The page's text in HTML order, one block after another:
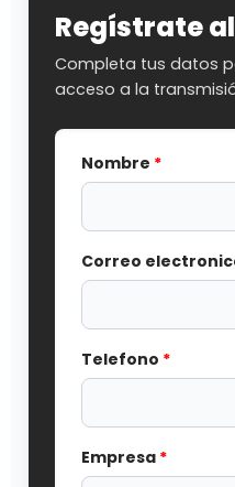
Regístrate
Completa tus datos
acceso a la
Nombre *
Correo
Telefono *
Empresa *